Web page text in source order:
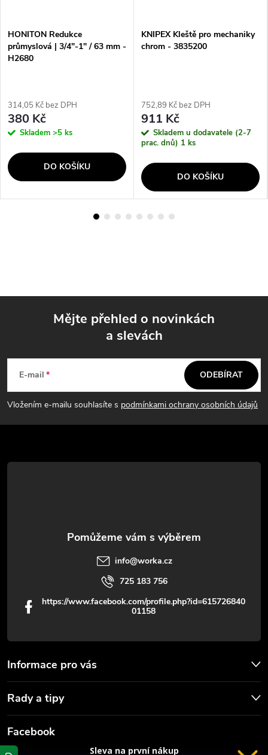
HONITON Redukce
průmyslová | 3/4"-1" / 63 mm -
H2680
314,05 Kč bez DPH
380 Kč
Skladem >5 ks
DO KOŠÍKU
KNIPEX Kleště pro mechaniky
chrom - 3835200
752,89 Kč bez DPH
911 Kč
Skladem u dodavatele (2-7
prac. dnů) 1 ks
DO KOŠÍKU
p
a
t
Mějte přehled o novinkách
a slevách
E-mail
Vložením e-mailu souhlasíte s podmínkami ochrany osobních údajů
ODEBÍRAT
Informace pro vás
Rady a tipy
info@worka.cz
725 183 756
https://www.facebook.com/profile.php?id=615726840
01158
Facebook
Sleva na první nákup